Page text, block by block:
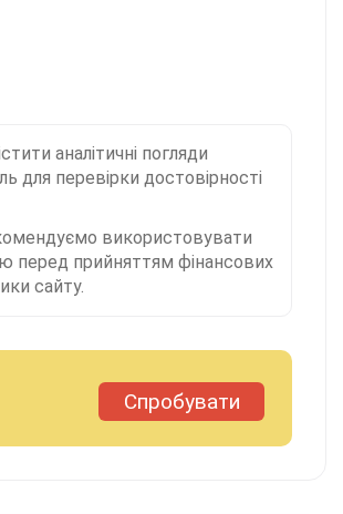
аналітичні погляди
для перевірки достовірності
використовувати
перед прийняттям фінансових
сайту.
Спробувати